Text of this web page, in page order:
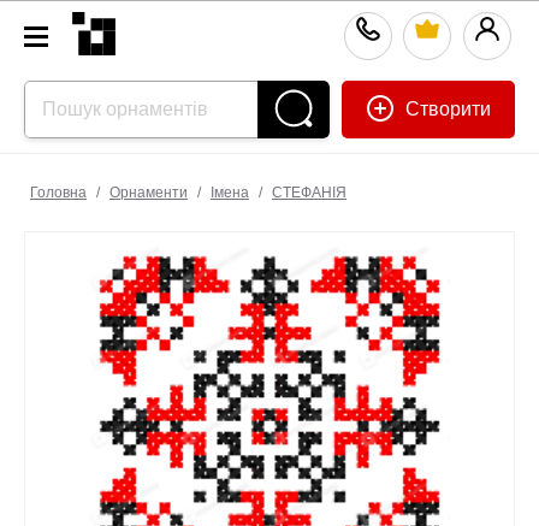
Створити
Головна / Орнаменти / Імена / СТЕФАНІЯ